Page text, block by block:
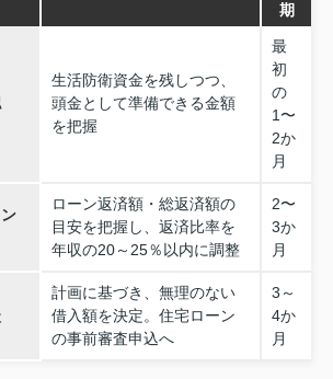
期
生活防衛資金を残しつつ、
頭金として準備できる金額
を把握
最
初
の
1〜
2か
月
ローン返済額・総返済額の
目安を把握し、返済比率を
年収の20～25％以内に調整
2〜
3か
月
計画に基づき、無理のない
借入額を決定。住宅ローン
の事前審査申込へ
3～
4か
月